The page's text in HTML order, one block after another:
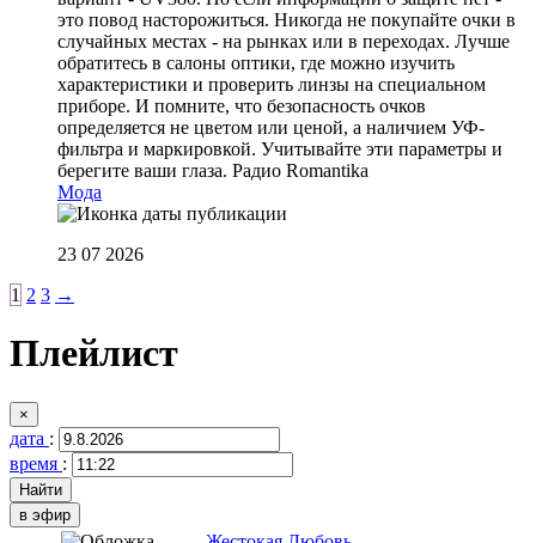
это повод насторожиться. Никогда не покупайте очки в
случайных местах - на рынках или в переходах. Лучше
обратитесь в салоны оптики, где можно изучить
характеристики и проверить линзы на специальном
приборе. И помните, что безопасность очков
определяется не цветом или ценой, а наличием УФ-
фильтра и маркировкой. Учитывайте эти параметры и
берегите ваши глаза. Радио Romantika
Мода
23 07 2026
1 2 3 →
Плейлист
×
дата :
время :
в эфир